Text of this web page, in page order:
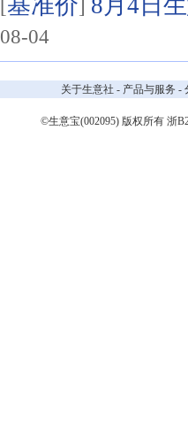
基准价 8月4日
08-04
关于生意社 - 产品与服务 -
©生意宝(002095) 版权所有 浙